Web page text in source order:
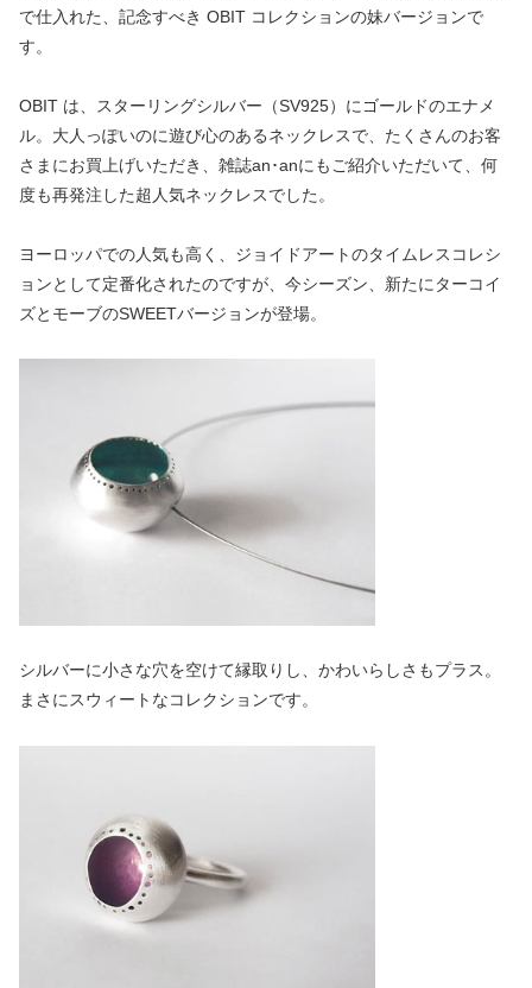
で仕入れた、記念すべき OBIT コレクションの妹バージョンで
す。
OBIT は、スターリングシルバー（SV925）にゴールドのエナメ
ル。大人っぽいのに遊び心のあるネックレスで、たくさんのお客
さまにお買上げいただき、雑誌an･anにもご紹介いただいて、何
度も再発注した超人気ネックレスでした。
ヨーロッパでの人気も高く、ジョイドアートのタイムレスコレシ
ョンとして定番化されたのですが、今シーズン、新たにターコイ
ズとモーブのSWEETバージョンが登場。
シルバーに小さな穴を空けて縁取りし、かわいらしさもプラス。
まさにスウィートなコレクションです。